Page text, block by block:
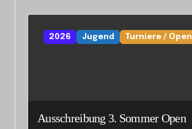
2026 Jugend Turniere / Open
Ausschreibung 3. Sommer Open